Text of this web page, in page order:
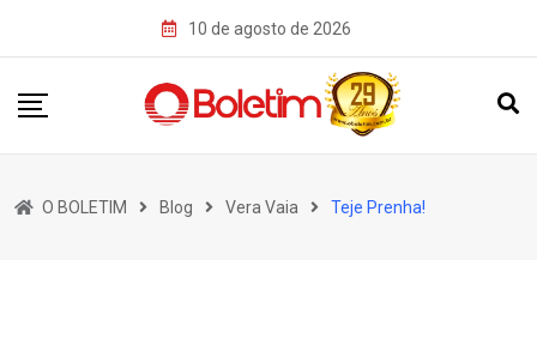
10 de agosto de 2026
O BOLETIM Blog Vera Vaia Teje Prenha!